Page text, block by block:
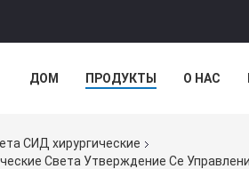
ДОМ ПРОДУКТЫ О НАС
СИД хирургические